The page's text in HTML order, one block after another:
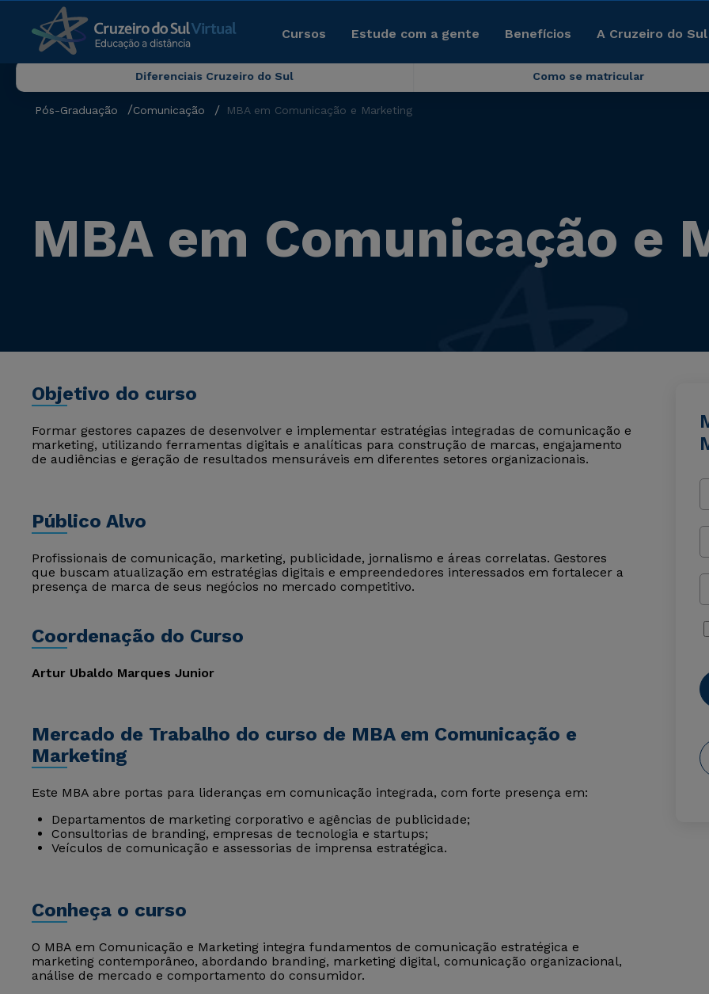
Cursos Estude com a gente Benefícios A Cruzeiro do
Diferenciais Cruzeiro do Sul Como se matricular
Pós-Graduação Comunicação MBA em Comunicação e Marketing
MBA em Comunicação e
Objetivo do curso
Formar gestores capazes de desenvolver e implementar estratégias integradas de comunicação e
marketing, utilizando ferramentas digitais e analíticas para construção de marcas, engajamento
de audiências e geração de resultados mensuráveis em diferentes setores organizacionais.
Público Alvo
Profissionais de comunicação, marketing, publicidade, jornalismo e áreas correlatas. Gestores
que buscam atualização em estratégias digitais e empreendedores interessados em fortalecer a
presença de marca de seus negócios no mercado competitivo.
Coordenação do Curso
Artur Ubaldo Marques Junior
Mercado de Trabalho do curso de MBA em Comunicação e
Marketing
Este MBA abre portas para lideranças em comunicação integrada, com forte presença em:
Departamentos de marketing corporativo e agências de publicidade;
Consultorias de branding, empresas de tecnologia e startups;
Veículos de comunicação e assessorias de imprensa estratégica.
Conheça o curso
O MBA em Comunicação e Marketing integra fundamentos de comunicação estratégica e
marketing contemporâneo, abordando branding, marketing digital, comunicação organizacional,
análise de mercado e comportamento do consumidor.